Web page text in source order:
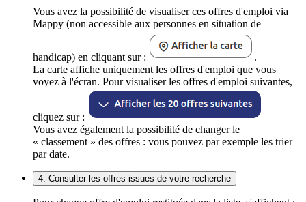
Vous avez la possibilité de visualiser ces offres d'emploi via
Mappy (non accessible aux personnes en situation de
handicap) en cliquant sur :
.
La carte affiche uniquement les offres d'emploi que vous
voyez à l'écran. Pour visualiser les offres d'emploi suivantes,
cliquez sur :
Vous avez également la possibilité de changer le
« classement » des offres : vous pouvez par exemple les trier
par date.
4. Consulter les offres issues de votre recherche